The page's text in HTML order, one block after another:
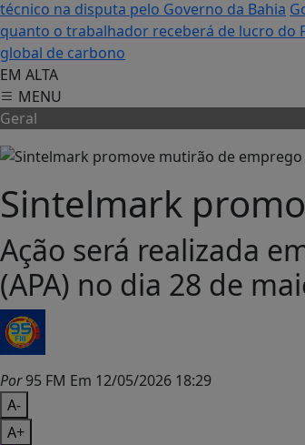
técnico na disputa pelo Governo da Bahia
quanto o trabalhador receberá de lucro do
global de carbono
EM ALTA
MENU
Geral
Sintelmark
Ação será realizada
(APA) no dia 28 de
Por95 FM Em 12/05/2026 18:29
A-
A+